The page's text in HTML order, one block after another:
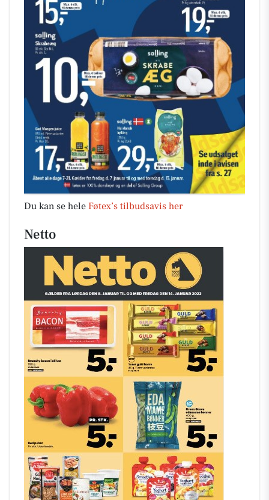
Du kan se hele Føtex’s tilbudsavis her
Netto